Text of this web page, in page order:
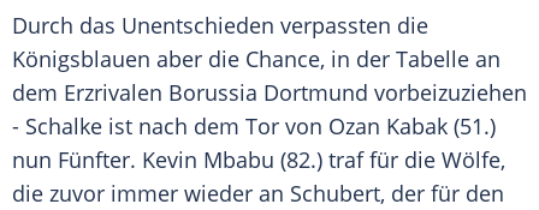
Durch das Unentschieden verpassten die
Königsblauen aber die Chance, in der Tabelle an
dem Erzrivalen Borussia Dortmund vorbeizuziehen
- Schalke ist nach dem Tor von Ozan Kabak (51.)
nun Fünfter. Kevin Mbabu (82.) traf für die Wölfe,
die zuvor immer wieder an Schubert, der für den